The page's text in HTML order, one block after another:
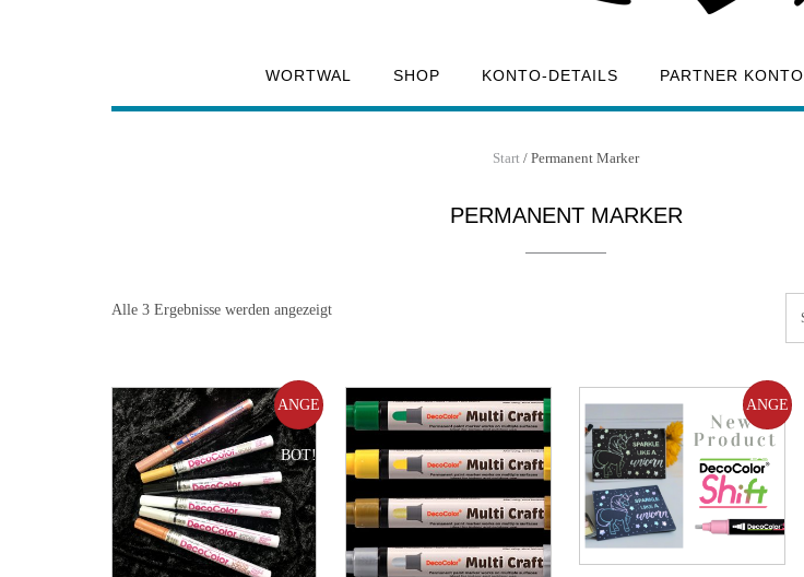
WORTWAL SHOP KONTO-DETAILS PARTNER KONTO
Start / Permanent Marker
PERMANENT MARKER
Alle 3 Ergebnisse werden angezeigt
ANGE
BOT!
ANGE
BOT!